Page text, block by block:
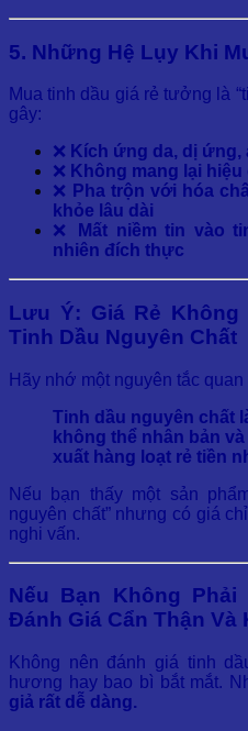
5. Những Hệ Lụy Khi
Mua tinh dầu giá rẻ tưởng là
gây:
❌ Kích ứng da, dị
❌ Không mang lại
❌ Pha trộn với hóa
khỏe lâu dài
❌
Mất niềm tin vào
nhiên đích thực
Lưu Ý: Giá Rẻ
Tinh Dầu Nguyên Chất
Hãy nhớ một nguyên tắc quan
Tinh dầu nguyên chất
không thể nhân bản
xuất hàng loạt rẻ tiền
Nếu bạn thấy một sản
nguyên chất” nhưng có giá
nghi vấn.
Nếu Bạn Không
Đánh Giá Cẩn Thận Và
Không nên đánh giá tinh
hương hay bao bì bắt mắt.
giả rất dễ dàng.